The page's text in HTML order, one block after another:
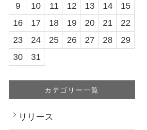
9
10 11 12 13 14
15
16
17 18 19 20 21
22
23
24 25 26 27 28
29
30
31
カテゴリー一覧
リリース